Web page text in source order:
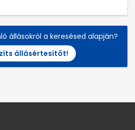
állásokról a keresésed alapján?
állásértesítőt!